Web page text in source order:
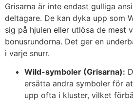
Grisarna är inte endast gulliga
deltagare. De kan dyka upp som
sig på hjulen eller utlösa de mest
bonusrundorna. Det ger en
i varje snurr.
Wild-symboler (Grisarna):
ersätta andra symboler för
upp ofta i kluster, vilket